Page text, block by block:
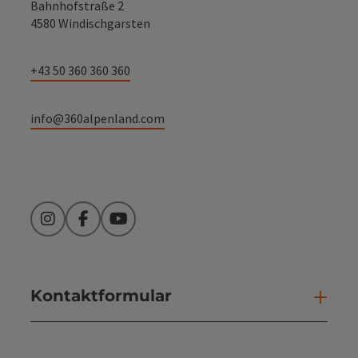
Bahnhofstraße 2
4580 Windischgarsten
+43 50 360 360 360
info@360alpenland.com
InstagramFacebookYouTube
Kontaktformular